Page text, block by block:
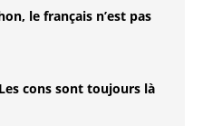
le français n’est pas
cons sont toujours là